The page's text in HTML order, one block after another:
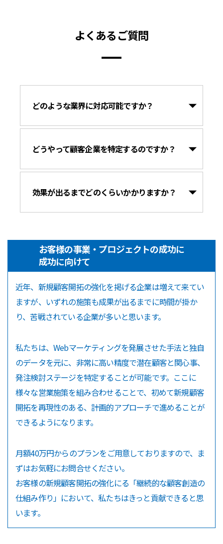
よくあるご質問
どのような業界に対応可能ですか？
どうやって顧客企業を特定するのですか？
効果が出るまでどのくらいかかりますか？
お客様の事業・プロジェクトの成功に
成功に向けて
近年、新規顧客開拓の強化を掲げる企業は増えて来てい
ますが、いずれの施策も成果が出るまでに時間が掛か
り、苦戦されている企業が多いと思います。
私たちは、Webマーケティングを発展させた手法と独自
のデータを元に、非常に高い精度で潜在顧客と関心事、
発注検討ステージを特定することが可能です。ここに
様々な営業施策を組み合わせることで、初めて新規顧客
開拓を再現性のある、計画的アプローチで進めることが
できるようになります。
月額40万円からのプランをご用意しておりますので、ま
ずはお気軽にお問合せください。
お客様の新規顧客開拓の強化にる「継続的な顧客創造の
仕組み作り」において、私たちはきっと貢献できると思
います。